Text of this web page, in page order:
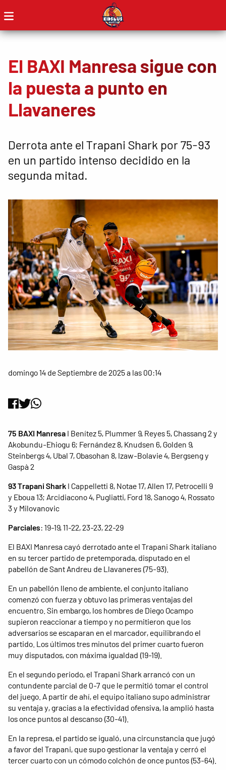
El BAXI Manresa sigue con
la puesta a punto en
Llavaneres
Derrota ante el Trapani Shark por 75-93
en un partido intenso decidido en la
segunda mitad.
domingo 14 de Septiembre de 2025 a las 00:14
75 BAXI Manresa I Benítez 5, Plummer 9, Reyes 5, Chassang 2 y
Akobundu-Ehiogu 6; Fernández 8, Knudsen 6, Golden 9,
Steinbergs 4, Ubal 7, Obasohan 8, Izaw-Bolavie 4, Bergseng y
Gaspà 2
93 Trapani Shark I Cappelletti 8, Notae 17, Allen 17, Petrocelli 9
y Eboua 13; Arcidiacono 4, Pugliatti, Ford 18, Sanogo 4, Rossato
3 y Milovanovic
Parciales: 19-19, 11-22, 23-23, 22-29
El BAXI Manresa cayó derrotado ante el Trapani Shark italiano
en su tercer partido de pretemporada, disputado en el
pabellón de Sant Andreu de Llavaneres (75-93).
En un pabellón lleno de ambiente, el conjunto italiano
comenzó con fuerza y obtuvo las primeras ventajas del
encuentro. Sin embargo, los hombres de Diego Ocampo
supieron reaccionar a tiempo y no permitieron que los
adversarios se escaparan en el marcador, equilibrando el
partido. Los últimos tres minutos del primer cuarto fueron
muy disputados, con máxima igualdad (19-19).
En el segundo periodo, el Trapani Shark arrancó con un
contundente parcial de 0-7 que le permitió tomar el control
del juego. A partir de ahí, el equipo italiano supo administrar
su ventaja y, gracias a la efectividad ofensiva, la amplió hasta
los once puntos al descanso (30-41).
En la represa, el partido se igualó, una circunstancia que jugó
a favor del Trapani, que supo gestionar la ventaja y cerró el
tercer cuarto con un cómodo colchón de once puntos (53-64).